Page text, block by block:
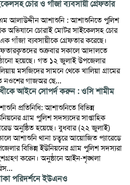
চোর ও গাঁজা ব্যবসায়ী গ্রেফতার
আলাউদ্দীন আশাশুনি : আশাশুনিতে পুলিশ
অভিযানে চোরাই মোটর সাইকেলসহ চোর
গাঁজা ব্যবসায়ীকে গ্রেফতার করেছে।
শুক্রবার সকালে আদালতে
হয়েছে। গত ১২ জুলাই উপজেলার
মসজিদের সামনে থেকে খালিয়া গ্রামের
নওশের গাজঅর ছে...
আইনে সোপর্দ করুন : ওসি শামীম
প্রতিনিধি: আশাশুনিতে বিভিন্ন
গ্রাম পুলিশ সদস্যদের সাপ্তাহিক
অনুষ্ঠিত হয়েছে। বুধবার (২২ জুলাই)
আশাশুনি থানা চত্বরে আয়োজিত প্যারেডে
বিভিন্ন ইউনিয়নের গ্রাম পুলিশ সদস্যরা
করেন। অনুষ্ঠানে আইন-শৃঙ্খলা
পরিদর্শনে ইউএনও